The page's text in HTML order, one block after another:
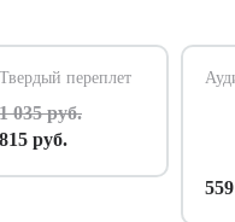
Твердый переплет
1 035 руб.
815 руб.